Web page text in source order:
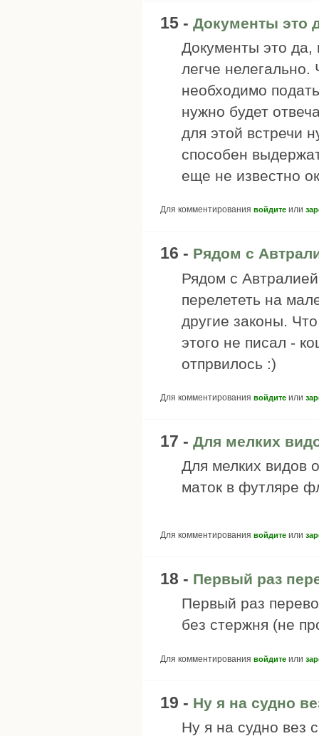
15 - Документы это
Документы это да,
легче
необходимо
нужно будет
для этой встречи
способен
еще не известно
Для комментирования войдите или
16 - Рядом с
Рядом с
перелететь на
другие законы.
этого не писал -
отпрвилось :)
Для комментирования войдите или
17 - Для мелких
Для мелких видов
маток в футляре
Для комментирования войдите или
18 - Первый раз
Первый раз
без стержня (не
Для комментирования войдите или
19 - Ну я на судно
Ну я на судно вез